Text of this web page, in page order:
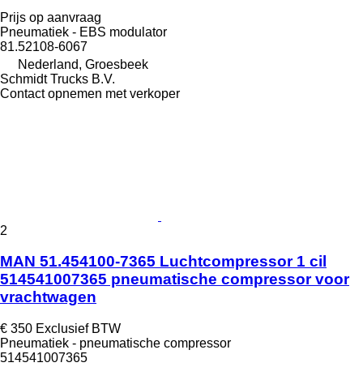
Prijs op aanvraag
Pneumatiek - EBS modulator
81.52108-6067
Nederland, Groesbeek
Schmidt Trucks B.V.
Contact opnemen met verkoper
2
MAN 51.454100-7365 Luchtcompressor 1 cil
514541007365 pneumatische compressor voor
vrachtwagen
€ 350 Exclusief BTW
Pneumatiek - pneumatische compressor
514541007365